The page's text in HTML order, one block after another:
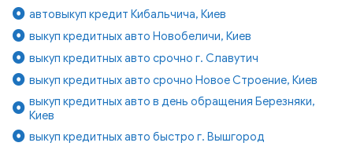
автовыкуп кредит Кибальчича, Киев
выкуп кредитных авто Новобеличи, Киев
выкуп кредитных авто срочно г. Славутич
выкуп кредитных авто срочно Новое Строение, Киев
выкуп кредитных авто в день обращения Березняки,
Киев
выкуп кредитных авто быстро г. Вышгород